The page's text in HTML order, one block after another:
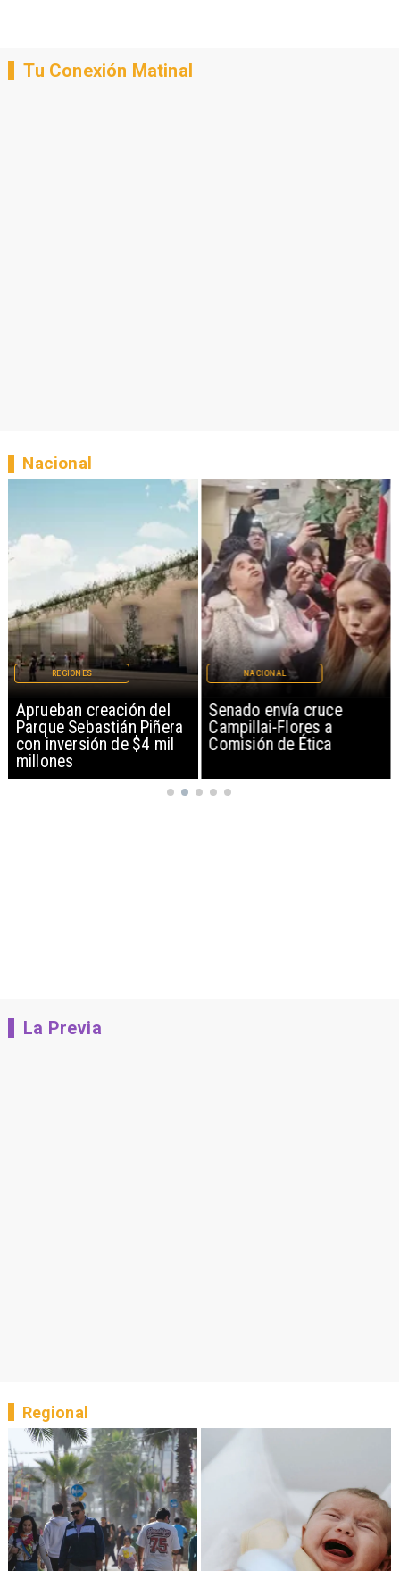
Tu Conexión Matinal
Senado envía cruce
Campillai-Flores a
Comisión de Ética
NACIONAL
Ministro Quiroz detalla
megarreforma tras
cadena nacional de Kast
NACIONAL
Nacional
La Previa
Regional